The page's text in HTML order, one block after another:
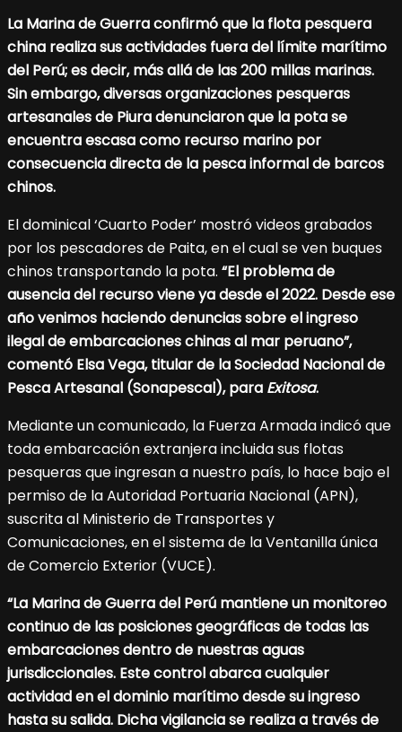
La Marina de Guerra confirmó que la flota pesquera
china realiza sus actividades fuera del límite marítimo
del Perú; es decir, más allá de las 200 millas marinas.
Sin embargo, diversas organizaciones pesqueras
artesanales de Piura denunciaron que la pota se
encuentra escasa como recurso marino por
consecuencia directa de la pesca informal de barcos
chinos.
El dominical ‘Cuarto Poder’ mostró videos grabados
por los pescadores de Paita, en el cual se ven buques
chinos transportando la pota. “El problema de
ausencia del recurso viene ya desde el 2022. Desde ese
año venimos haciendo denuncias sobre el ingreso
ilegal de embarcaciones chinas al mar peruano”,
comentó Elsa Vega, titular de la Sociedad Nacional de
Pesca Artesanal (Sonapescal), para Exitosa.
Mediante un comunicado, la Fuerza Armada indicó que
toda embarcación extranjera incluida sus flotas
pesqueras que ingresan a nuestro país, lo hace bajo el
permiso de la Autoridad Portuaria Nacional (APN),
suscrita al Ministerio de Transportes y
Comunicaciones, en el sistema de la Ventanilla única
de Comercio Exterior (VUCE).
“La Marina de Guerra del Perú mantiene un monitoreo
continuo de las posiciones geográficas de todas las
embarcaciones dentro de nuestras aguas
jurisdiccionales. Este control abarca cualquier
actividad en el dominio marítimo desde su ingreso
hasta su salida. Dicha vigilancia se realiza a través de